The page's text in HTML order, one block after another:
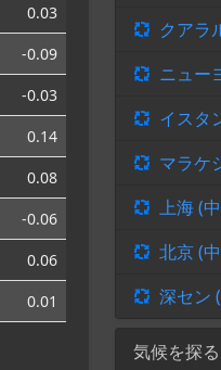
0.03
-0.09
-0.03
0.14
0.08
-0.06
0.06
0.01
クアラ
ニュー
イスタ
マラケ
上海 (
北京 (
深セン
気候を探